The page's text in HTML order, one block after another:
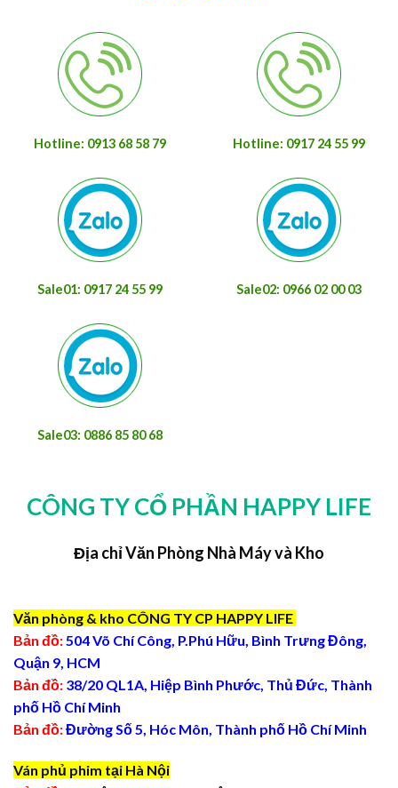
Hotline: 0913 68 58 79 Hotline: 0917 24 55 99
Sale01: 0917 24 55 99 Sale02: 0966 02 00 03
Sale03: 0886 85 80 68
CÔNG TY CỔ PHẦN HAPPY LIFE
Địa chỉ Văn Phòng Nhà Máy và Kho
Văn phòng & kho CÔNG TY CP HAPPY LIFE
Bản đồ:504 Võ Chí Công, P.Phú Hữu, Bình Trưng Đông,
Quận 9, HCM
Bản đồ: 38/20 QL1A, Hiệp Bình Phước, Thủ Đức, Thành
phố Hồ Chí Minh
Bản đồ:Đường Số 5, Hóc Môn, Thành phố Hồ Chí Minh
Ván phủ phim tại Hà Nội